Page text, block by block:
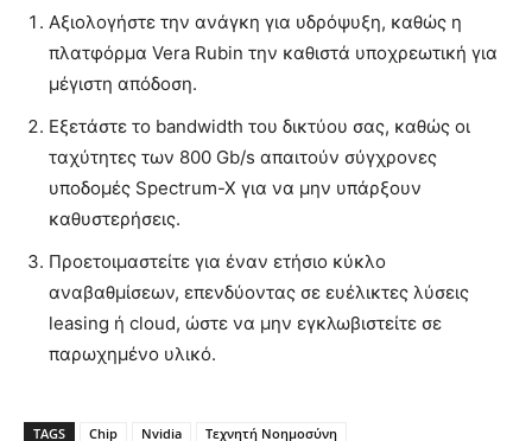
Αξιολογήστε την ανάγκη για υδρόψυξη, καθώς η
πλατφόρμα Vera Rubin την καθιστά υποχρεωτική για
μέγιστη απόδοση.
Εξετάστε το bandwidth του δικτύου σας, καθώς οι
ταχύτητες των 800 Gb/s απαιτούν σύγχρονες
υποδομές Spectrum-X για να μην υπάρξουν
καθυστερήσεις.
Προετοιμαστείτε για έναν ετήσιο κύκλο
αναβαθμίσεων, επενδύοντας σε ευέλικτες λύσεις
leasing ή cloud, ώστε να μην εγκλωβιστείτε σε
παρωχημένο υλικό.
TAGS Chip Nvidia Τεχνητή Νοημοσύνη